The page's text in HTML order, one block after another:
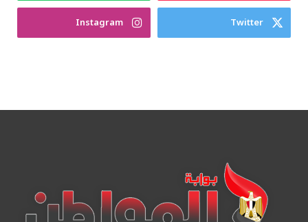
Twitter
Instagram